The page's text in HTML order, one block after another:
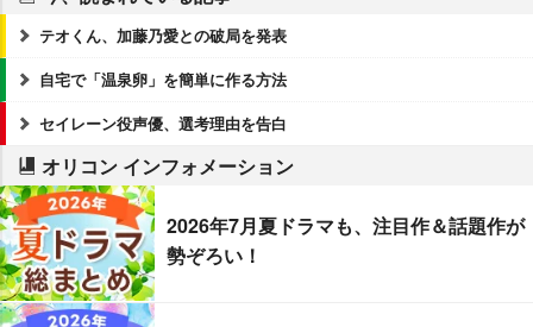
テオくん、加藤乃愛との破局を発表
自宅で「温泉卵」を簡単に作る方法
セイレーン役声優、選考理由を告白
オリコン インフォメーション
2026年7月夏ドラマも、注目作＆話題作が
勢ぞろい！